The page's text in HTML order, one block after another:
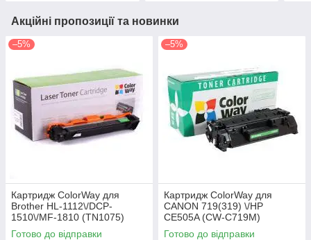
Акційні пропозиції та новинки
–5%
Картридж ColorWay для
Brother HL-1112\/DCP-
1510\/MF-1810 (TN1075)
(CW-B1075M)
Готово до відправки
–5%
Картридж ColorWay для
CANON 719(319) \/HP
CE505A (CW-C719M)
Готово до відправки